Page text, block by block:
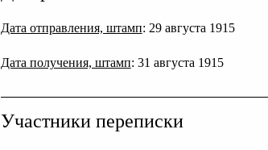
Дата отправления, штамп: 29 августа 1915
Дата получения, штамп: 31 августа 1915
Участники переписки